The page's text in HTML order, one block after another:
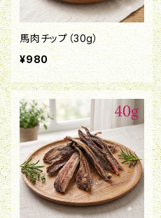
馬肉チップ（30g）
¥980